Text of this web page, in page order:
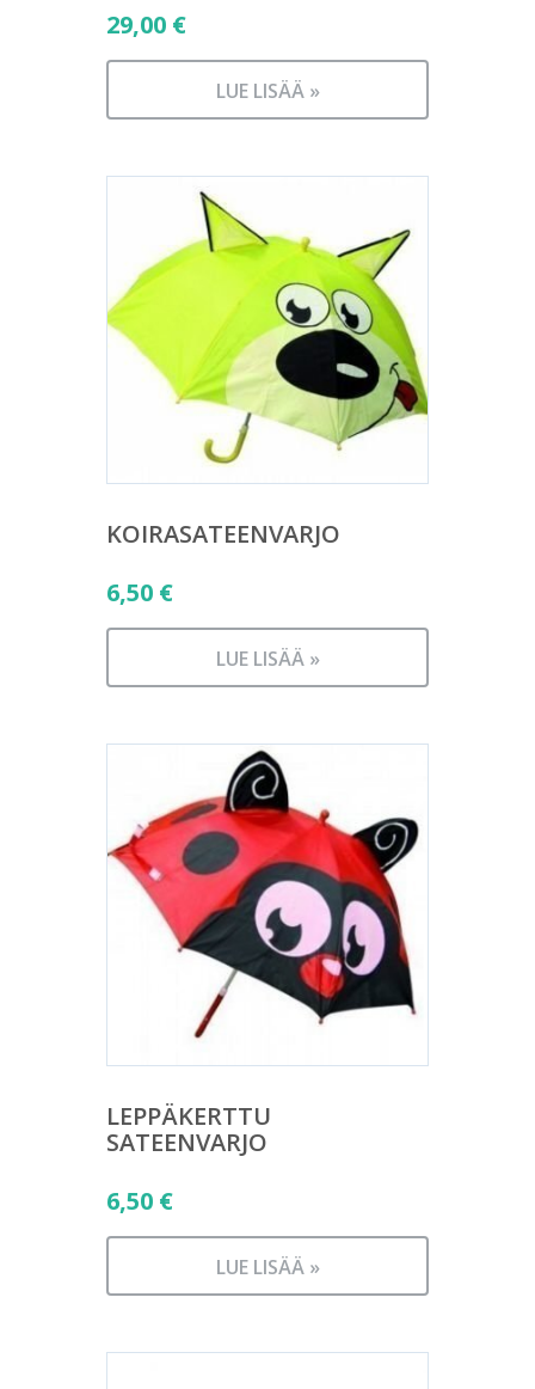
29,00 €
LUE LISÄÄ »
KOIRASATEENVARJO
6,50 €
LUE LISÄÄ »
LEPPÄKERTTU
SATEENVARJO
6,50 €
LUE LISÄÄ »